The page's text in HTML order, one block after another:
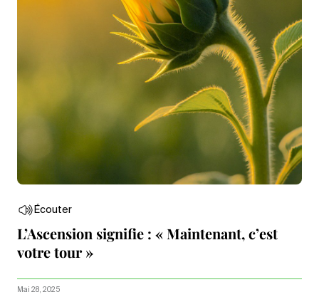
Écouter
L’Ascension signifie : « Maintenant, c’est
votre tour »
Mai 28, 2025